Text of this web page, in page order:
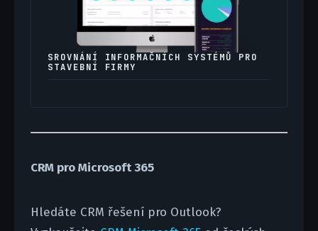
SROVNÁNÍ INFORMAČNÍCH SYSTÉMŮ PRO
STAVEBNÍ FIRMY
CRM pro Microsoft 365
Hledáte CRM řešení pro Outlook?